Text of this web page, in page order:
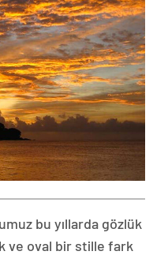
bu yıllarda gözlük
ve oval bir stille fark